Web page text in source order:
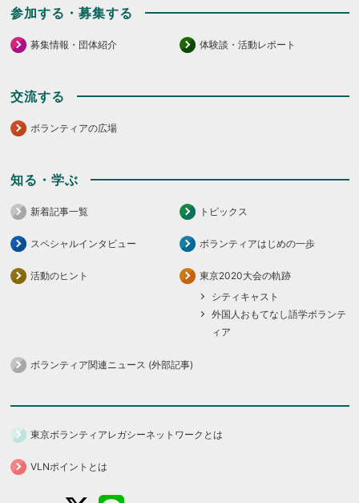
参加する・募集する
募集情報・団体紹介 体験談・活動レポート
交流する
ボランティアの広場
知る・学ぶ
新着記事一覧 トピックス
スペシャルインタビュー ボランティアはじめの一歩
活動のヒント
東京2020大会の軌跡
シティキャスト
外国人おもてなし語学ボランテ
ィア
ボランティア関連ニュース (外部記事)
東京ボランティアレガシーネットワークとは
VLNポイントとは